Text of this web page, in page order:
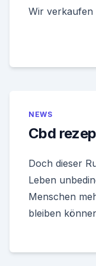
Wir verkaufen
NEWS
Cbd
Doch dieser
Leben
Menschen
bleiben